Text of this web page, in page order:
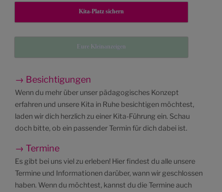
Kita-Platz sichern
Eure Kleinanzeigen
→ Besichtigungen
Wenn du mehr über unser pädagogisches Konzept
erfahren und unsere Kita in Ruhe besichtigen möchtest,
laden wir dich herzlich zu einer Kita-Führung ein. Schau
doch bitte, ob ein passender Termin für dich dabei ist.
→ Termine
Es gibt bei uns viel zu erleben! Hier findest du alle unsere
Termine und Informationen darüber, wann wir geschlossen
haben. Wenn du möchtest, kannst du die Termine auch